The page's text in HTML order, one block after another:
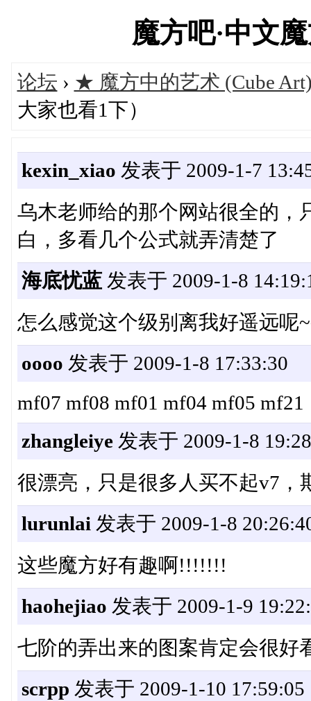
魔方吧·中文
论坛 › ★ 魔方中的艺术 (Cube
大家也看1下）
kexin_xiao 发表于 2009-1-7
乌木老师给的那个网站很全的，
白，多看几个公式就弄清楚了
海底忧蓝发表于 2009-1-8
怎么感觉这个级别离我好遥远呢
oooo 发表于 2009-1-8 17:33:30
mf07 mf08 mf01 mf04 mf05 mf21
zhangleiye发表于 2009-1-8
很漂亮，只是很多人买不起v7，
lurunlai 发表于 2009-1-8
这些魔方好有趣啊!!!!!!!
haohejiao 发表于 2009-1-9
七阶的弄出来的图案肯定会很好
scrpp 发表于 2009-1-10 17:59:05